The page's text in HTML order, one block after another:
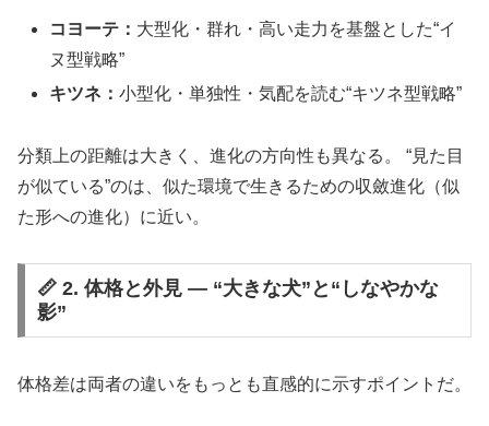
コヨーテ： 大型化・群れ・高い走力を基盤とした“イ
ヌ型戦略”
キツネ：小型化・単独性・気配を読む“キツネ型戦略”
分類上の距離は大きく、進化の方向性も異なる。 “見た目
が似ている”のは、似た環境で生きるための収斂進化（似
た形への進化）に近い。
📏 2. 体格と外見 ― “大きな犬”と“しなやかな
影”
体格差は両者の違いをもっとも直感的に示すポイントだ。